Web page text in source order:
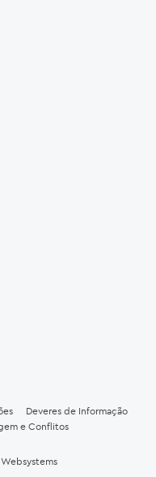
Deveres de Informação
e Conflitos
Websystems